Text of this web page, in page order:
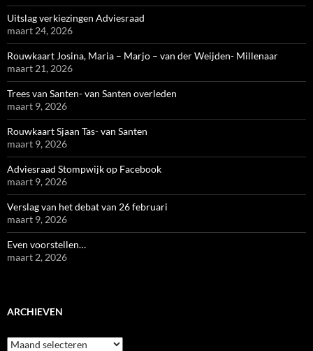
Uitslag verkiezingen Adviesraad
maart 24, 2026
Rouwkaart Josina, Maria – Marjo – van der Weijden- Millenaar
maart 21, 2026
Trees van Santen- van Santen overleden
maart 9, 2026
Rouwkaart Sjaan Tas- van Santen
maart 9, 2026
Adviesraad Stompwijk op Facebook
maart 9, 2026
Verslag van het debat van 26 februari
maart 9, 2026
Even voorstellen…
maart 2, 2026
ARCHIEVEN
Archieven